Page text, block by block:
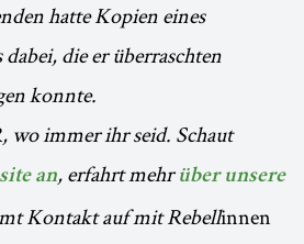
hatte Kopien eines
die er überraschten
konnte.
wo immer ihr seid. Schaut
an, erfahrt mehrüber unsere
Kontakt auf mit Rebellinnen